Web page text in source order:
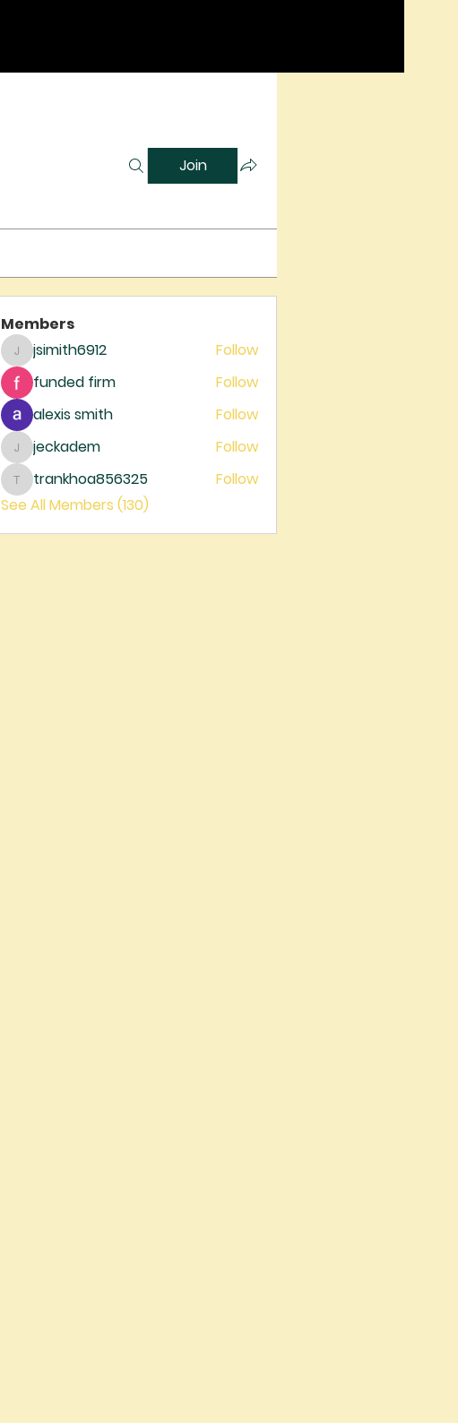
Join
Members
jsimith6912
jsimith6912
Follow
funded firm
Follow
alexis smith
Follow
jeckadem
jeckadem Follow
trankhoa856325
trankhoa856325
Follow
See All Members (130)